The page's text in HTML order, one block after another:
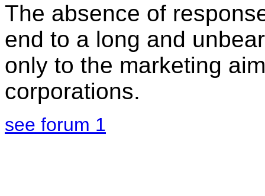
The absence of
end to a long and
only to the marketing
corporations.
see forum 1